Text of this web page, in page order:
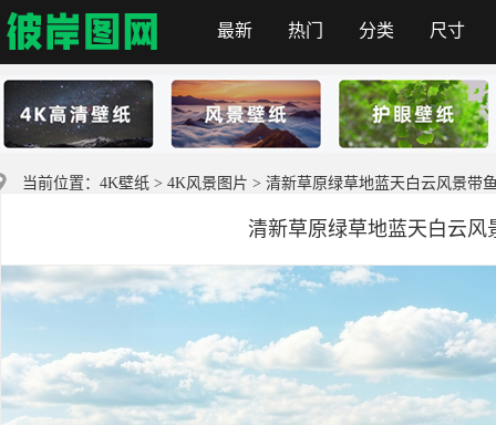
首页
最新 热门 分类 尺寸
当前位置： 4K壁纸 > 4K风景图片 > 清新草原绿草地蓝天白云风景带
清新草原绿草地蓝天白云风